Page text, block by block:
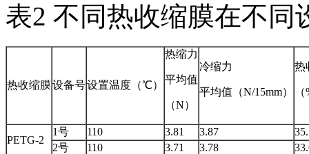
表2 不同热收缩膜在不同
热收缩膜设备号设置温度（℃）
热缩力
平均值
（N）
冷缩力
平均值（N/15mm）
热
PETG-2
1号 110 3.81 3.87
2号
110 3.71 3.78